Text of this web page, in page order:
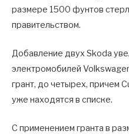
размере 1500 фунтов
правительством.
Добавление двух Skoda
электромобилей
грант, до четырех, причем
уже находятся в списке.
С применением гранта в